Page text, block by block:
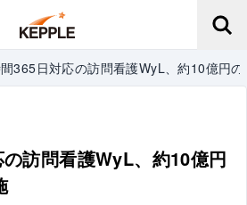
365日対応の訪問看護WyL、約10億円
訪問看護WyL、約10億円